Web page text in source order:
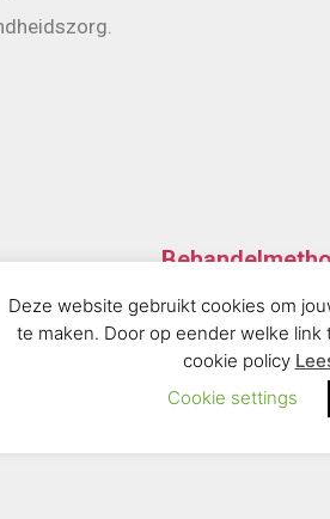
Via een
aanleunt bij jouw
Deze website gebruikt cookies om
te maken. Door op eender welke link
cookie policy
Cookie settings